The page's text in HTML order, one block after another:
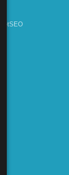
netSEO